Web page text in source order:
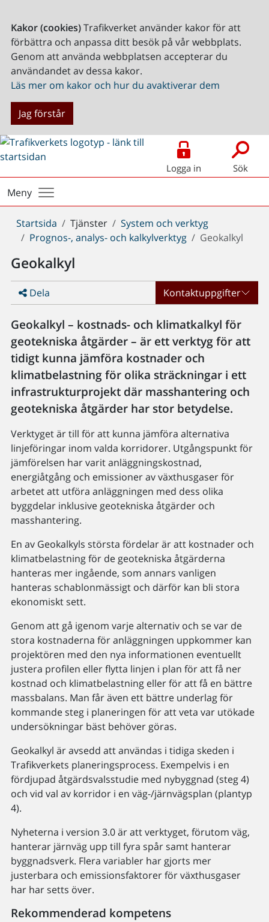
Kakor (cookies)Trafikverket använder kakor för att
förbättra och anpassa ditt besök på vår webbplats.
Genom att använda webbplatsen accepterar du
användandet av dessa kakor.
Läs mer om kakor och hur du avaktiverar dem
Jag förstår
Logga in Sök
Meny
Du
är
Startsida Tjänster
System och verktyg
Prognos-, analys- och kalkylverktyg
Geokalkyl
Geokalkyl
Dela Kontaktuppgifter
Geokalkyl – kostnads- och klimatkalkyl för
geotekniska åtgärder – är ett verktyg för att
tidigt kunna jämföra kostnader och
klimatbelastning för olika sträckningar i ett
infrastrukturprojekt där masshantering och
geotekniska åtgärder har stor betydelse.
Verktyget är till för att kunna jämföra alternativa
linjeföringar inom valda korridorer. Utgångspunkt för
jämförelsen har varit anläggningskostnad,
energiåtgång och emissioner av växthusgaser för
arbetet att utföra anläggningen med dess olika
byggdelar inklusive geotekniska åtgärder och
masshantering.
En av Geokalkyls största fördelar är att kostnader och
klimatbelastning för de geotekniska åtgärderna
hanteras mer ingående, som annars vanligen
hanteras schablonmässigt och därför kan bli stora
ekonomiskt sett.
Genom att gå igenom varje alternativ och se var de
stora kostnaderna för anläggningen uppkommer kan
projektören med den nya informationen eventuellt
justera profilen eller flytta linjen i plan för att få ner
kostnad och klimatbelastning eller för att få en bättre
massbalans. Man får även ett bättre underlag för
kommande steg i planeringen för att veta var utökade
undersökningar bäst behöver göras.
Geokalkyl är avsedd att användas i tidiga skeden i
Trafikverkets planeringsprocess. Exempelvis i en
fördjupad åtgärdsvalsstudie med nybyggnad (steg 4)
och vid val av korridor i en väg-/järnvägsplan (plantyp
4).
Nyheterna i version 3.0 är att verktyget, förutom väg,
hanterar järnväg upp till fyra spår samt hanterar
byggnadsverk. Flera variabler har gjorts mer
justerbara och emissionsfaktorer för växthusgaser
har har setts över.
Rekommenderad kompetens